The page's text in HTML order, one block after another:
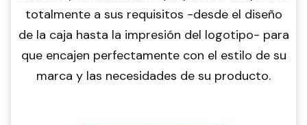
totalmente a sus requisitos -desde el diseño
de la caja hasta la impresión del logotipo- para
que encajen perfectamente con el estilo de su
marca y las necesidades de su producto.